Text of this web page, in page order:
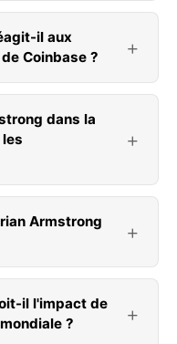
il aux
Coinbase ?
dans la
Armstrong
il l'impact de
?